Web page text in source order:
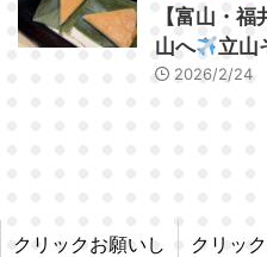
【富山・
山へ
立山
2026/2/24
クリックお願いし
クリッ